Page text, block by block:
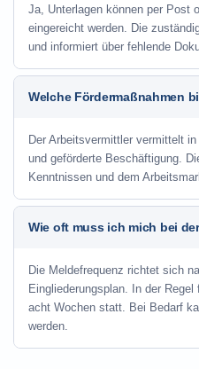
Ja, Unterlagen können per Post
eingereicht werden. Die
und informiert über fehlende
Welche Fördermaßnahmen
Der Arbeitsvermittler vermittelt
und geförderte Beschäftigung.
Kenntnissen und dem
Wie oft muss ich mich bei
Die Meldefrequenz richtet sich
Eingliederungsplan. In der
acht Wochen statt. Bei Bedarf
werden.